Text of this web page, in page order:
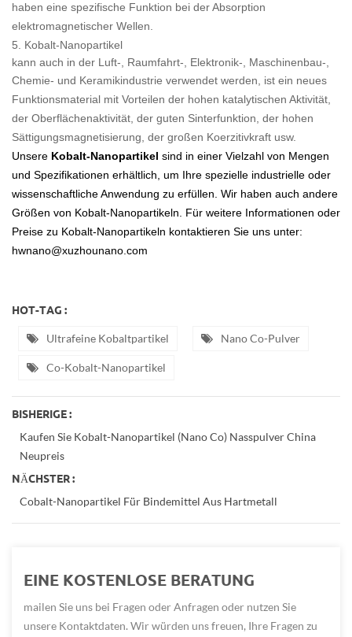
haben eine spezifische Funktion bei der Absorption
elektromagnetischer Wellen.
5. Kobalt-Nanopartikel
kann auch in der Luft-, Raumfahrt-, Elektronik-, Maschinenbau-,
Chemie- und Keramikindustrie verwendet werden, ist ein neues
Funktionsmaterial mit Vorteilen der hohen katalytischen Aktivität,
der Oberflächenaktivität, der guten Sinterfunktion, der hohen
Sättigungsmagnetisierung, der großen Koerzitivkraft usw.
Unsere Kobalt-Nanopartikel sind in einer Vielzahl von Mengen
und Spezifikationen erhältlich, um Ihre spezielle industrielle oder
wissenschaftliche Anwendung zu erfüllen. Wir haben auch andere
Größen von Kobalt-Nanopartikeln. Für weitere Informationen oder
Preise zu Kobalt-Nanopartikeln kontaktieren Sie uns unter:
hwnano@xuzhounano.com
HOT-TAG :
Ultrafeine Kobaltpartikel Nano Co-Pulver
Co-Kobalt-Nanopartikel
BISHERIGE :
Kaufen Sie Kobalt-Nanopartikel (Nano Co) Nasspulver China
Neupreis
NÄCHSTER :
Cobalt-Nanopartikel Für Bindemittel Aus Hartmetall
EINE KOSTENLOSE BERATUNG
mailen Sie uns bei Fragen oder Anfragen oder nutzen Sie
unsere Kontaktdaten. Wir würden uns freuen, Ihre Fragen zu